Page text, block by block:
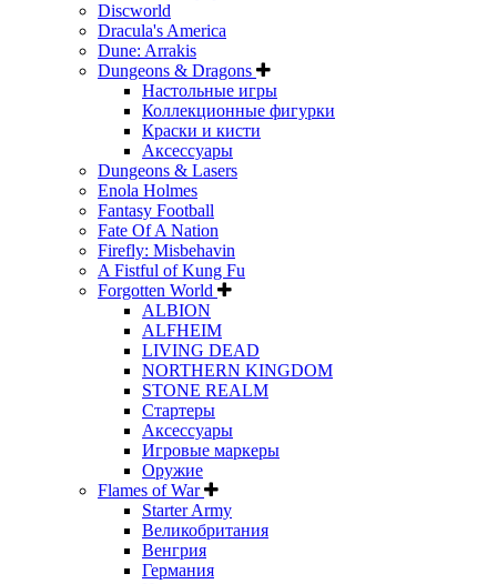
Discworld
Dracula's America
Dune: Arrakis
Dungeons & Dragons
Настольные игры
Коллекционные фигурки
Краски и кисти
Аксессуары
Dungeons & Lasers
Enola Holmes
Fantasy Football
Fate Of A Nation
Firefly: Misbehavin
A Fistful of Kung Fu
Forgotten World
ALBION
ALFHEIM
LIVING DEAD
NORTHERN KINGDOM
STONE REALM
Стартеры
Аксессуары
Игровые маркеры
Оружие
Flames of War
Starter Army
Великобритания
Венгрия
Германия